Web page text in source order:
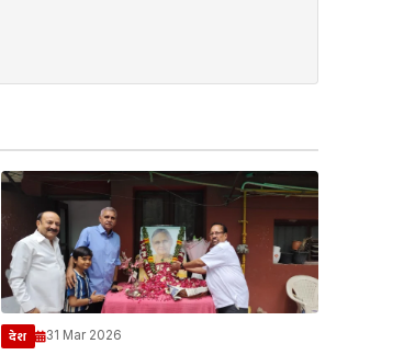
देश 31 Mar 2026